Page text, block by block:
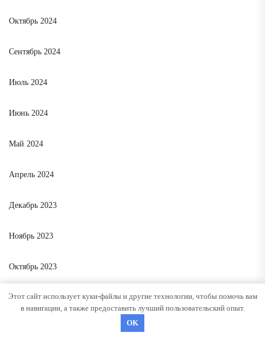
Октябрь 2024
Сентябрь 2024
Июль 2024
Июнь 2024
Май 2024
Апрель 2024
Декабрь 2023
Ноябрь 2023
Октябрь 2023
Август 2023
Этот сайт использует куки-файлы и другие технологии, чтобы помочь вам
в навигации, а также предоставить лучший пользовательский опыт.
OK